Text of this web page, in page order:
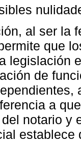
al ser la
que
legislación
de
a
notario y
establece